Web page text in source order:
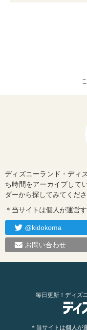
ディズニーランド・ディ
ち時間をアーカイブして
ダーから探してみてくださ
＊当サイトは個人が運営
@kidokoma
お問い合わせ
毎日更新！ディズ
＊当サイトは個人が